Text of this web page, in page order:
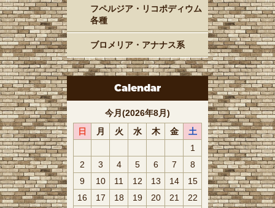
フペルジア・リコポディウム
各種
ブロメリア・アナナス系
Calendar
今月(2026年8月)
日
月 火 水 木 金
土
1
2
3 4 5 6 7
8
9
10 11 12 13 14
15
16
17 18 19 20 21 22